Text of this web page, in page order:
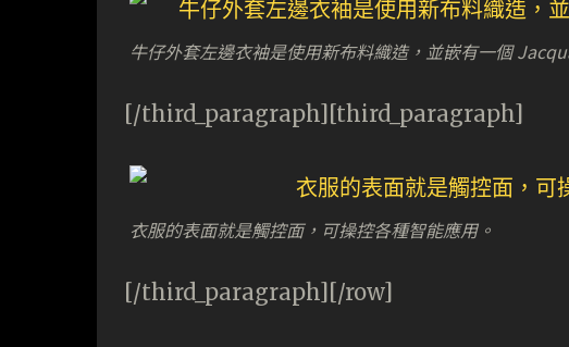
牛仔外套左邊衣袖是使用新布料織造，並嵌有一個
[/third_paragraph][third_paragraph]
衣服的表面就是觸控面，可操控各種智能應用。
[/third_paragraph][/row]